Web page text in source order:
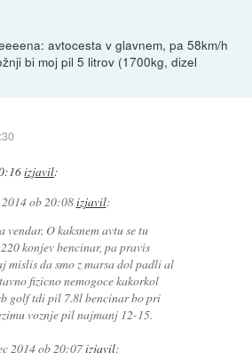
avtocesta v glavnem, pa 58km/h
bi moj pil 5 litrov (1700kg, dizel
izjavil:
2014 ob 20:08izjavil:
vendar. O kaksnem avtu se tu
konjev bencinar, pa pravis
mislis da smo z marsa dol padli al
fizicno nemogoce kakorkol
golf tdi pil 7.8l bencinar bo pri
voznje pil najmanj 12-15.
2014 ob 20:07izjavil: